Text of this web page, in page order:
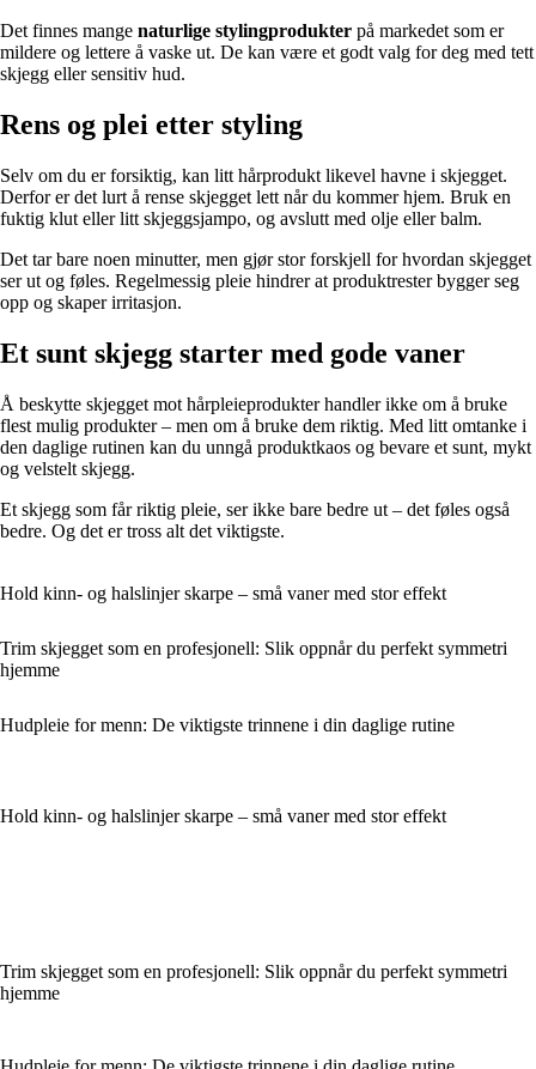
Det finnes mange naturlige stylingprodukter på markedet som er
mildere og lettere å vaske ut. De kan være et godt valg for deg med tett
skjegg eller sensitiv hud.
Rens og plei etter styling
Selv om du er forsiktig, kan litt hårprodukt likevel havne i skjegget.
Derfor er det lurt å rense skjegget lett når du kommer hjem. Bruk en
fuktig klut eller litt skjeggsjampo, og avslutt med olje eller balm.
Det tar bare noen minutter, men gjør stor forskjell for hvordan skjegget
ser ut og føles. Regelmessig pleie hindrer at produktrester bygger seg
opp og skaper irritasjon.
Et sunt skjegg starter med gode vaner
Å beskytte skjegget mot hårpleieprodukter handler ikke om å bruke
flest mulig produkter – men om å bruke dem riktig. Med litt omtanke i
den daglige rutinen kan du unngå produktkaos og bevare et sunt, mykt
og velstelt skjegg.
Et skjegg som får riktig pleie, ser ikke bare bedre ut – det føles også
bedre. Og det er tross alt det viktigste.
Hold kinn- og halslinjer skarpe – små vaner med stor effekt
Trim skjegget som en profesjonell: Slik oppnår du perfekt symmetri
hjemme
Hudpleie for menn: De viktigste trinnene i din daglige rutine
Hold kinn- og halslinjer skarpe – små vaner med stor effekt
Trim skjegget som en profesjonell: Slik oppnår du perfekt symmetri
hjemme